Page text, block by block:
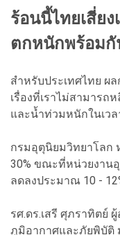
ร้อนนี้ไทยเสี่ย
ตกหนักพร้อมกั
สำหรับประเทศไทย ผ
เรื่องที่เราไม่สามารถ
และน้ำท่วมหนักในเวล
กรมอุตุนิยมวิทยาโลก
30% ขณะที่หน่วยงาน
ลดลงประมาณ 10 -
รศ.ดร.เสรี ศุภราทิตย์
ภูมิอากาศและภัยพิบัติ